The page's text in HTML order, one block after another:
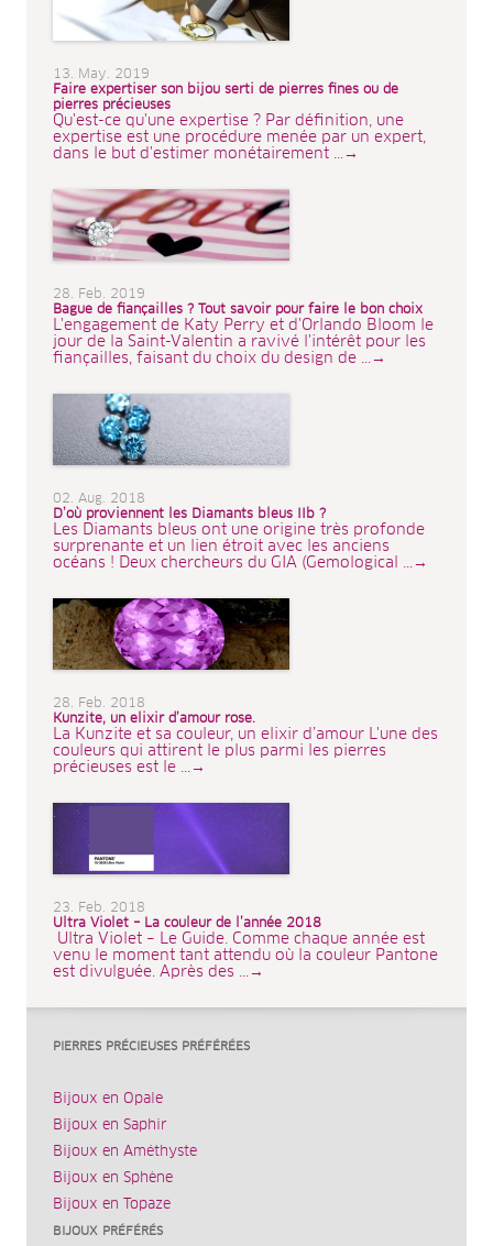
13. May. 2019
Faire expertiser son bijou serti de pierres fines ou de
pierres précieuses
Qu'est-ce qu'une expertise ? Par définition, une
expertise est une procédure menée par un expert,
dans le but d'estimer monétairement ...→
28. Feb. 2019
Bague de fiançailles ? Tout savoir pour faire le bon choix
L'engagement de Katy Perry et d'Orlando Bloom le
jour de la Saint-Valentin a ravivé l'intérêt pour les
fiançailles, faisant du choix du design de ...→
02. Aug. 2018
D’où proviennent les Diamants bleus IIb ?
Les Diamants bleus ont une origine très profonde
surprenante et un lien étroit avec les anciens
océans ! Deux chercheurs du GIA (Gemological ...→
28. Feb. 2018
Kunzite, un elixir d’amour rose.
La Kunzite et sa couleur, un elixir d’amour L'une des
couleurs qui attirent le plus parmi les pierres
précieuses est le ...→
23. Feb. 2018
Ultra Violet – La couleur de l’année 2018
Ultra Violet – Le Guide. Comme chaque année est
venu le moment tant attendu où la couleur Pantone
est divulguée. Après des ...→
PIERRES PRÉCIEUSES PRÉFÉRÉES
Bijoux en Opale
Bijoux en Saphir
Bijoux en Améthyste
Bijoux en Sphène
Bijoux en Topaze
BIJOUX PRÉFÉRÉS